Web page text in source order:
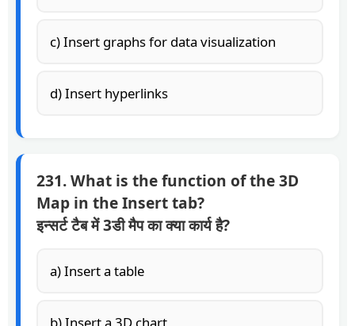
c) Insert graphs for data visualization
d) Insert hyperlinks
231. What is the function of the 3D
Map in the Insert tab?
इन्सर्ट टैब में 3डी मैप का क्या कार्य है?
a) Insert a table
b) Insert a 3D chart